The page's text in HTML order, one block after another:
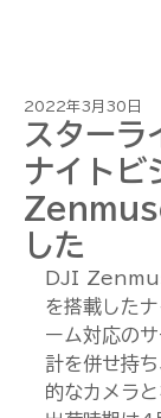
スターラ
ナイトビ
した
2022年3月30日
DJI
を搭載した
ーム対応の
計を併せ持
的なカメラと